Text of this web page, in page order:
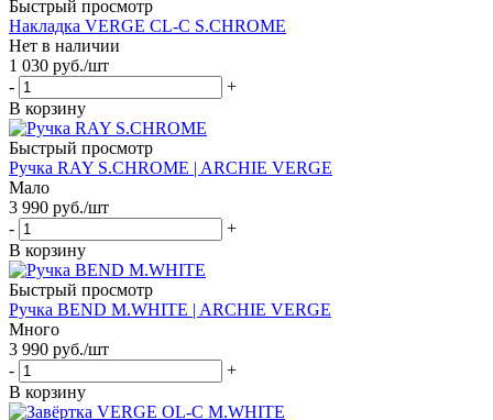
Быстрый просмотр
Накладка VERGE CL-C S.CHROME
Нет в наличии
1 030 руб./шт
-
+
В корзину
Быстрый просмотр
Ручка RAY S.CHROME | ARCHIE VERGE
Мало
3 990 руб./шт
-
+
В корзину
Быстрый просмотр
Ручка BEND M.WHITE | ARCHIE VERGE
Много
3 990 руб./шт
-
+
В корзину